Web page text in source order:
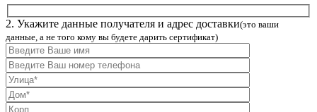
2. Укажите данные получателя и адрес доставки(это ваши
данные, а не того кому вы будете дарить сертификат)